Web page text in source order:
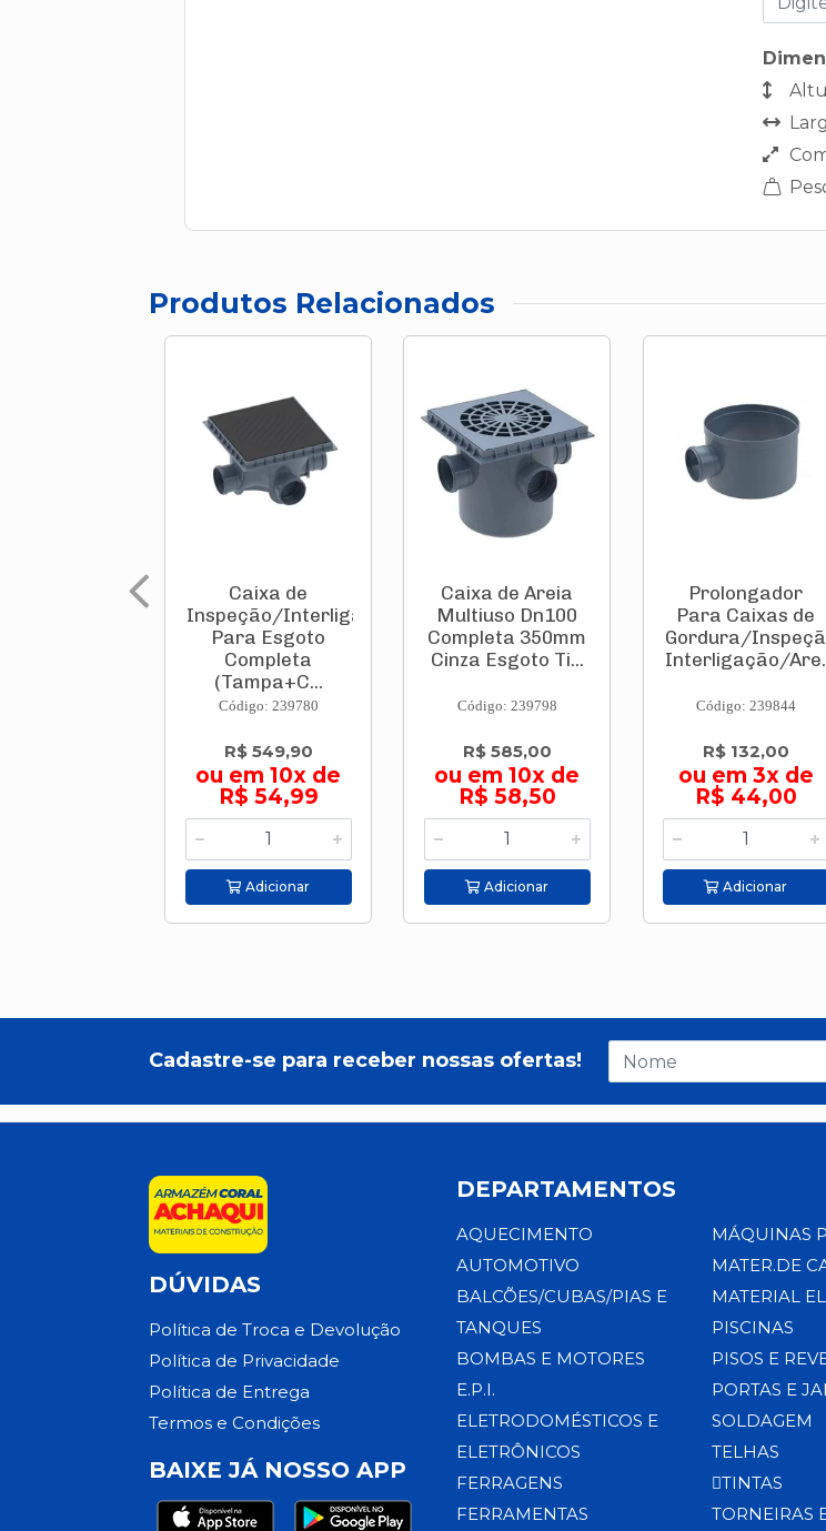
Produtos Relacionados
Caixa de
Inspeção/Interligação
Para Esgoto
Completa
(Tampa+C...
Código: 239780
R$ 549,90
ou em 10x de
R$ 54,99
Adicionar
Caixa de Areia
Multiuso Dn100
Completa 350mm
Cinza Esgoto Ti...
Código: 239798
R$ 585,00
ou em 10x de
R$ 58,50
Adicionar
Prolongador
Para Caixas de
Gordura/
Interligação/
Código: 239844
R$ 132,00
ou em 3x de
R$ 44,00
Adicionar
Cadastre-se para receber nossas ofertas!
DÚVIDAS
Política de Troca e Devolução
Política de Privacidade
Política de Entrega
Termos e Condições
BAIXE JÁ NOSSO APP
DEPARTAMENTOS
AQUECIMENTO
AUTOMOTIVO
BALCÕES/CUBAS/PIAS E
TANQUES
BOMBAS E MOTORES
E.P.I.
ELETRODOMÉSTICOS E
ELETRÔNICOS
FERRAGENS
FERRAMENTAS
MÁQUINAS
MATER.DE
MATERIAL
PISCINAS
PISOS E
PORTAS E
SOLDAGEM
TELHAS
TINTAS
TORNEIRAS